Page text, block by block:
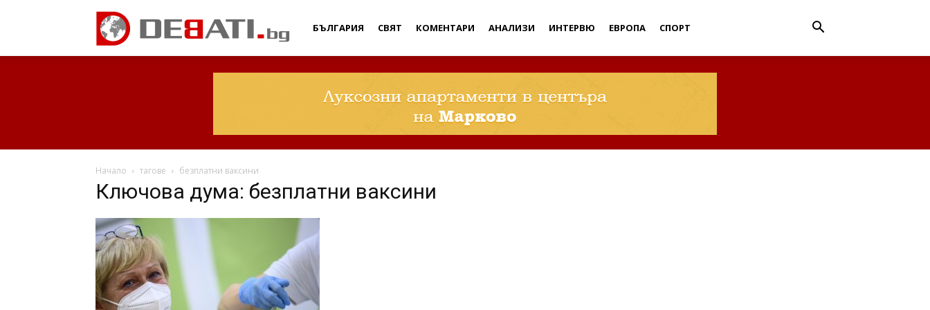
Дебати
БЪЛГАРИЯ СВЯТ КОМЕНТАРИ АНАЛИЗИ ИНТЕРВЮ ЕВРОПА СПОРТ
Начало тагове безплатни ваксини
Ключова дума: безплатни ваксини